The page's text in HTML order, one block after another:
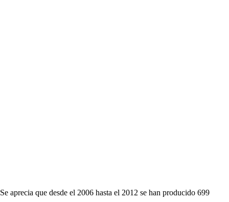
Se aprecia que desde el 2006 hasta el 2012 se han producido 699